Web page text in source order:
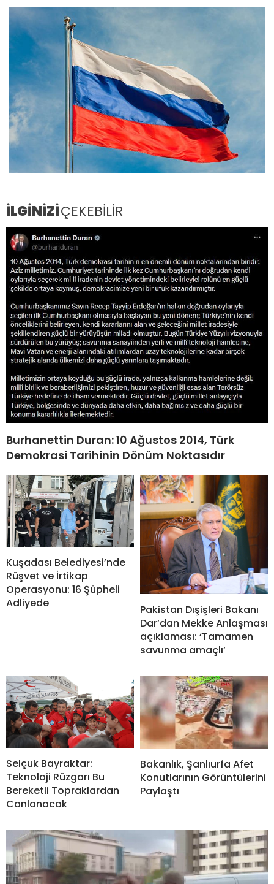
İLGİNİZİÇEKEBİLİR
Burhanettin Duran: 10 Ağustos 2014, Türk
Demokrasi Tarihinin Dönüm Noktasıdır
Kuşadası Belediyesi’nde
Rüşvet ve İrtikap
Operasyonu: 16 Şüpheli
Adliyede
Pakistan Dışişleri Bakanı
Dar’dan Mekke Anlaşması
açıklaması: ‘Tamamen
savunma amaçlı’
Selçuk Bayraktar:
Teknoloji Rüzgarı Bu
Bereketli Topraklardan
Canlanacak
Bakanlık, Şanlıurfa Afet
Konutlarının Görüntülerini
Paylaştı